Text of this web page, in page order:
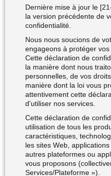
Dernière mise à jour le
la version précédente de
confidentialité.
Nous nous soucions de
engageons à protéger
Cette déclaration de
la manière dont nous
personnelles, de vos
manière dont la loi vous
attentivement cette
d'utiliser nos services.
Cette déclaration de
utilisation de tous les
caractéristiques,
les sites Web,
autres plateformes ou
vous proposons
Services/Plateforme »).